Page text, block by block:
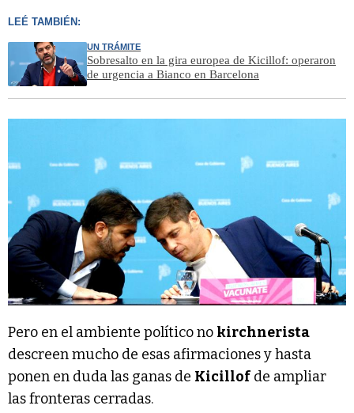
LEÉ TAMBIÉN:
UN TRÁMITE
Sobresalto en la gira europea de Kicillof: operaron
de urgencia a Bianco en Barcelona
Pero en el ambiente político no kirchnerista
descreen mucho de esas afirmaciones y hasta
ponen en duda las ganas de Kicillofde ampliar
las fronteras cerradas.